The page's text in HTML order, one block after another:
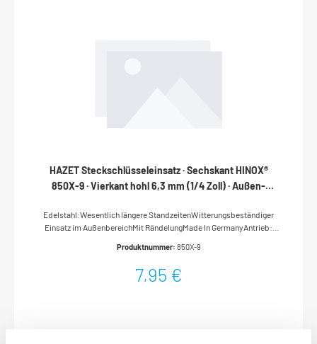
HAZET Steckschlüsseleinsatz · Sechskant HINOX®
850X-9 · Vierkant hohl 6,3 mm (1/4 Zoll) · Außen-
Edelstahl:Wesentlich längere StandzeitenWitterungsbeständiger
Einsatz im AußenbereichMit RändelungMade In GermanyAntrieb:
TractionsprofilSchlüsselweite: 9 mmAbmessungen / Länge: 25
Antrieb): 11.5 mmNetto-Gewicht (kg): 0.01 kgFür
Produktnummer: 850X-9
7,95 €